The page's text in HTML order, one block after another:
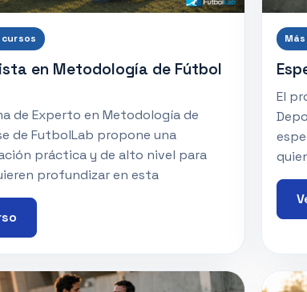
en Metodología de Fútbol
de Experto en Metodología de
de FutbolLab propone una
práctica y de alto nivel para
profundizar en esta
El